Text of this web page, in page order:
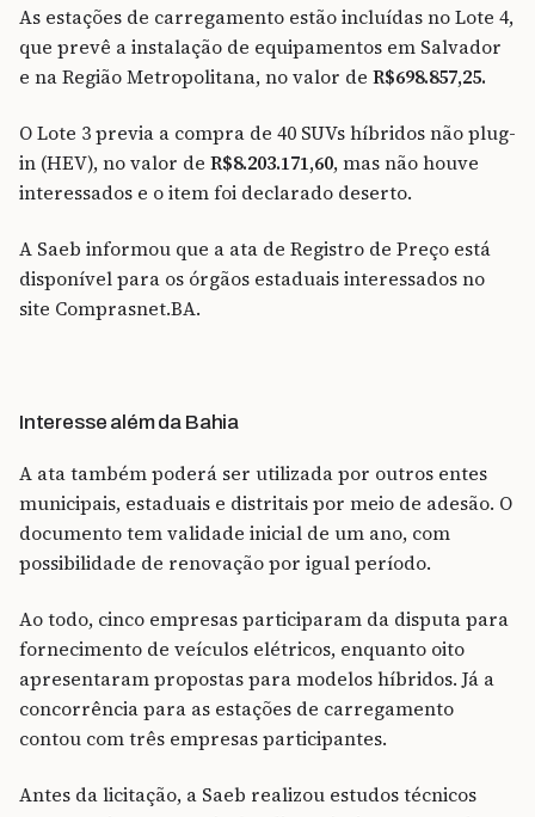
As estações de carregamento estão incluídas no Lote 4,
que prevê a instalação de equipamentos em Salvador
e na Região Metropolitana, no valor de R$698.857,25.
O Lote 3 previa a compra de 40 SUVs híbridos não plug-
in (HEV), no valor de R$8.203.171,60, mas não houve
interessados e o item foi declarado deserto.
A Saeb informou que a ata de Registro de Preço está
disponível para os órgãos estaduais interessados no
site Comprasnet.BA.
Interesse além da Bahia
A ata também poderá ser utilizada por outros entes
municipais, estaduais e distritais por meio de adesão. O
documento tem validade inicial de um ano, com
possibilidade de renovação por igual período.
Ao todo, cinco empresas participaram da disputa para
fornecimento de veículos elétricos, enquanto oito
apresentaram propostas para modelos híbridos. Já a
concorrência para as estações de carregamento
contou com três empresas participantes.
Antes da licitação, a Saeb realizou estudos técnicos